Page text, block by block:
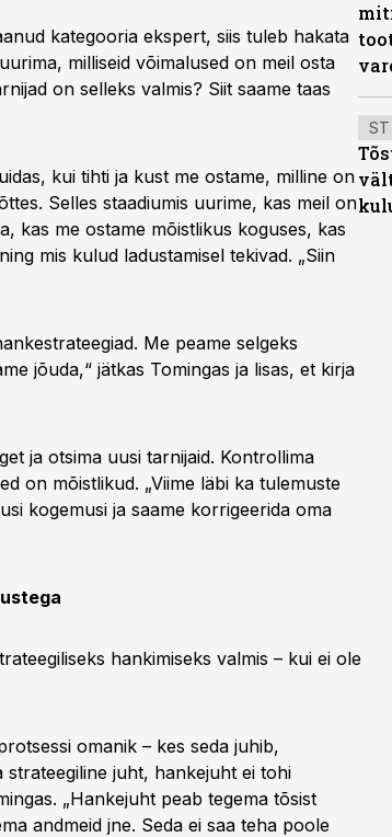
kategooria ekspert, siis tuleb hakata
milliseid võimalused on meil osta
on selleks valmis? Siit saame taas
kui tihti ja kust me ostame, milline on
Selles staadiumis uurime, kas meil on
kas me ostame mõistlikus koguses, kas
mis kulud ladustamisel tekivad. „Siin
Me peame selgeks
jõuda,“ jätkas Tomingas ja lisas, et kirja
ja otsima uusi tarnijaid. Kontrollima
on mõistlikud. „Viime läbi ka tulemuste
kogemusi ja saame korrigeerida oma
ST
hankimiseks valmis – kui ei ole
omanik – kes seda juhib,
juht, hankejuht ei tohi
„Hankejuht peab tegema tõsist
andmeid jne. Seda ei saa teha poole